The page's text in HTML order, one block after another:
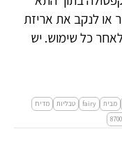
או לנקב את אריזת
כל שימוש. יש
מבית fairy טבליות
מדיח